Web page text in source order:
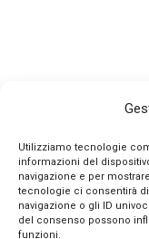
Utilizziamo tecnologie
informazioni del
navigazione e per
tecnologie ci consentirà
navigazione o gli ID
del consenso possono
funzioni.
INFO